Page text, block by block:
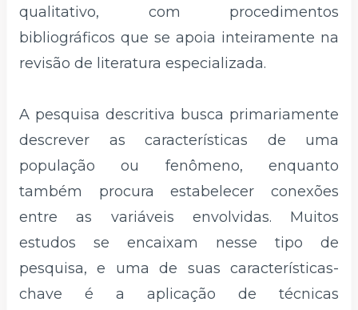
qualitativo, com procedimentos
bibliográficos que se apoia inteiramente na
revisão de literatura especializada.
A pesquisa descritiva busca primariamente
descrever as características de uma
população ou fenômeno, enquanto
também procura estabelecer conexões
entre as variáveis envolvidas. Muitos
estudos se encaixam nesse tipo de
pesquisa, e uma de suas características-
chave é a aplicação de técnicas